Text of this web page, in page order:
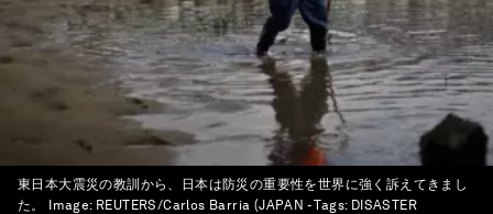
東日本大震災の教訓から、日本は防災の重要性を世界に強く訴えてきまし
た。
Image: REUTERS/Carlos Barria (JAPAN - Tags: DISASTER